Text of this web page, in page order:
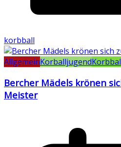
korbball
AllgemeinKorballjugend
Bercher Mädels krönen
Meister